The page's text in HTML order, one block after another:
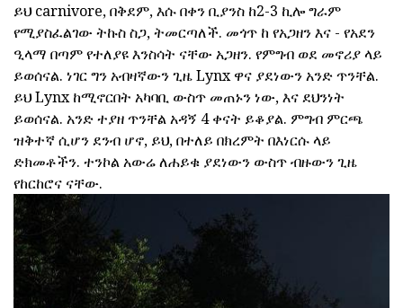
ይህ carnivore, በቅደም, እሱ በቀን ቢያንስ ከ2-3 ኪሎ ግራም
የሚያስፈልገው ትኩስ ስጋ, ትመርጣለች. መጎጥ ከ የአጋዘን እና - የአደን
ዒላማ በጣም የተለያዩ እንስሳት ናቸው አጋዘን. የምግብ ወደ መኖሪያ ላይ
ይወሰናል. ነገር ግን አብዛኛውን ጊዜ Lynx ዋና ያደነውን አንድ ጥንቸል.
ይህ Lynx ከሚኖርበት አካባቢ ውስጥ መጠኑን ነው, እና ደህንነት
ይወሰናል. አንድ ተያዘ ጥንቸል አዳኝ 4 ቀናት ይቆያል. ምግብ ምርጫ
ዝቅተኛ ሲሆን ደንብ ሆኖ, ይህ, በተለይ በክረምት በእነርሱ ላይ
ድክመቶችን. ተንኮል አውሬ ለሐይቁ ያደነውን ውስጥ ብዙውን ጊዜ
የከርከሮና ናቸው.